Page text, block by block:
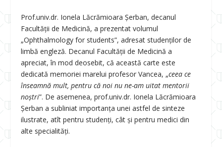
Prof.univ.dr. Ionela Lăcrămioara Șerban, decanul
Facultății de Medicină, a prezentat volumul
„Ophthalmology for students”, adresat studenților de
limbă engleză. Decanul Facultății de Medicină a
apreciat, în mod deosebit, că această carte este
dedicată memoriei marelui profesor Vancea, „ceea ce
înseamnă mult, pentru că noi nu ne-am uitat mentorii
noștri”. De asemenea, prof.univ.dr. Ionela Lăcrămioara
Șerban a subliniat importanța unei astfel de sinteze
ilustrate, atît pentru studenți, cât și pentru medici din
alte specialități.